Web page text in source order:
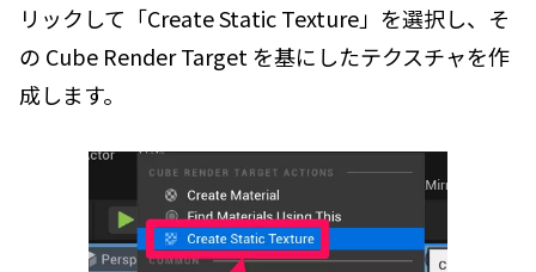
リックして「Create Static Texture」を選択し、そ
の Cube Render Target を基にしたテクスチャを作
成します。